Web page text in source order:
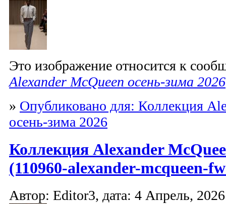
Это изображение относится к
Alexander McQueen осень-зима 2026
» Опубликовано для: Коллекция
осень-зима 2026
Коллекция Alexander
(110960-alexander-mcqueen-
Автор: Editor3, дата: 4 Апрель,